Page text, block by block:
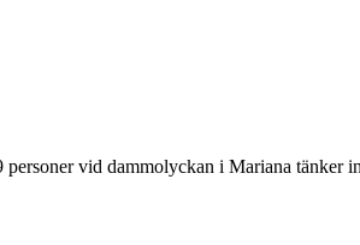
personer vid dammolyckan i Mariana tänker